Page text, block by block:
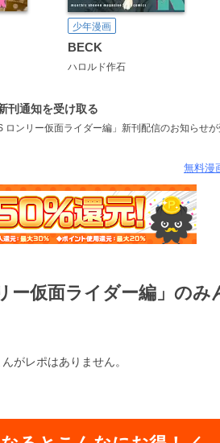
少年漫画
BECK
ハロルド作石
刊通知を受け取る
ンリー仮面ライダー編」新刊配信のお知らせが
無料漫
ー仮面ライダー編」の
がレポはありません。